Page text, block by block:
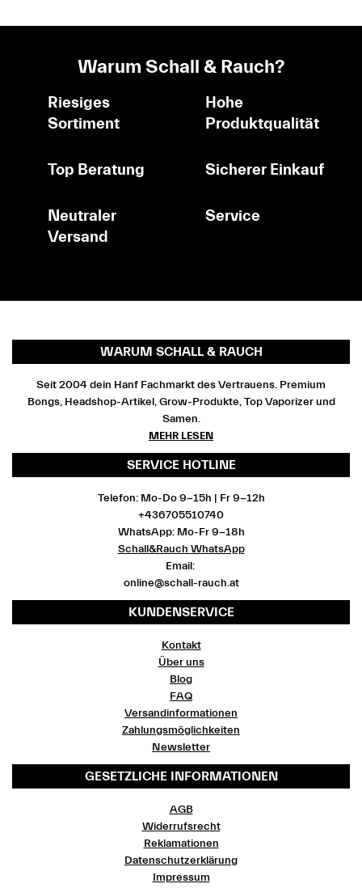
Warum Schall & Rauch?
Riesiges
Sortiment
Hohe
Produktqualität
Top Beratung Sicherer Einkauf
Neutraler
Versand
Service
WARUM SCHALL & RAUCH
Seit 2004 dein Hanf Fachmarkt des Vertrauens. Premium
Bongs, Headshop-Artikel, Grow-Produkte, Top Vaporizer und
Samen.
MEHR LESEN
SERVICE HOTLINE
Telefon: Mo-Do 9-15h | Fr 9-12h
+436705510740
WhatsApp: Mo-Fr 9-18h
Schall&Rauch WhatsApp
Email:
online@schall-rauch.at
KUNDENSERVICE
Kontakt
Über uns
Blog
FAQ
Versandinformationen
Zahlungsmöglichkeiten
Newsletter
GESETZLICHE INFORMATIONEN
AGB
Widerrufsrecht
Reklamationen
Datenschutzerklärung
Impressum